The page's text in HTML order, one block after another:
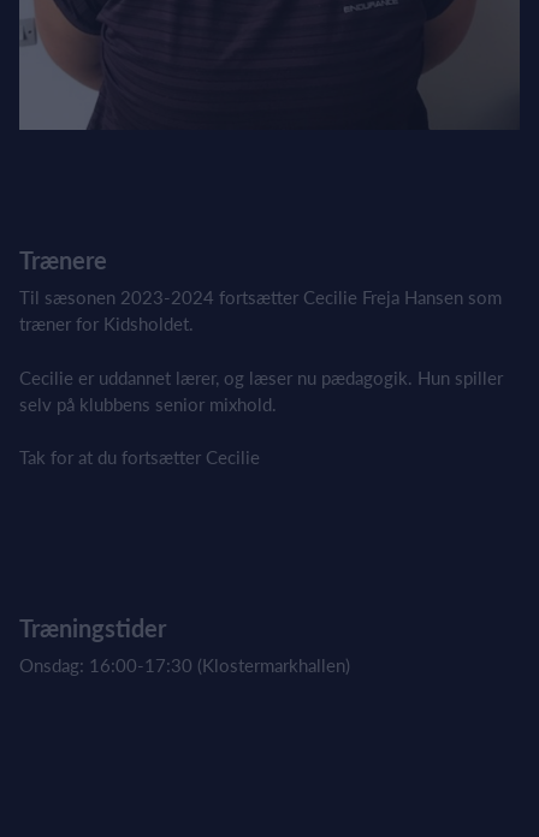
Trænere
Til sæsonen 2023-2024 fortsætter Cecilie Freja Hansen som
træner for Kidsholdet.
Cecilie er uddannet lærer, og læser nu pædagogik. Hun spiller
selv på klubbens senior mixhold.
Tak for at du fortsætter Cecilie
Træningstider
Onsdag: 16:00-17:30 (Klostermarkhallen)